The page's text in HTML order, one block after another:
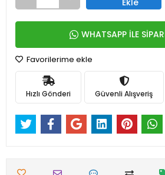
WHATSAPP İLE
Favorilerime ekle
Hızlı Gönderi Güvenli Alışveriş